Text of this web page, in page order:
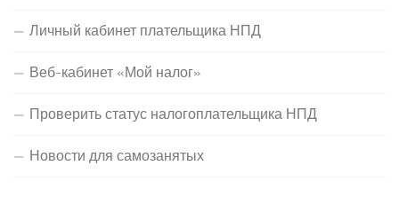
Личный кабинет плательщика НПД
Веб-кабинет «Мой налог»
Проверить статус налогоплательщика НПД
Новости для самозанятых